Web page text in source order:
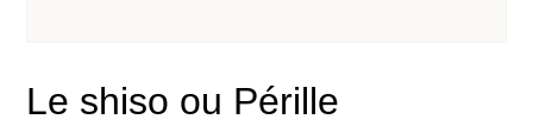
Le shiso ou Pérille